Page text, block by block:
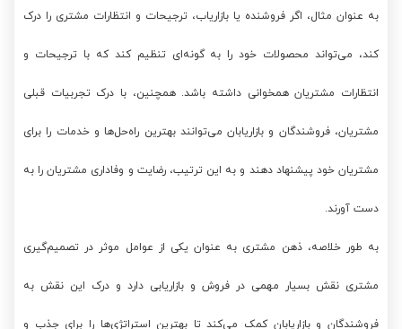
به عنوان مثال، اگر فروشنده یا بازاریاب، ترجیحات و انتظارات مشتری را درک
کند، می‌تواند محصولات خود را به گونه‌ای تنظیم کند که با ترجیحات و
انتظارات مشتریان همخوانی داشته باشد. همچنین، با درک تجربیات قبلی
مشتریان، فروشندگان و بازاریابان می‌توانند بهترین راه‌حل‌ها و خدمات را برای
مشتریان خود پیشنهاد دهند و به این ترتیب، رضایت و وفاداری مشتریان را به
دست آورند.
به طور خلاصه، ذهن مشتری به عنوان یکی از عوامل موثر در تصمیم‌گیری
مشتری نقش بسیار مهمی در فروش و بازاریابی دارد و درک این نقش به
فروشندگان و بازاریابان کمک می‌کند تا بهترین استراتژی‌ها را برای جذب و